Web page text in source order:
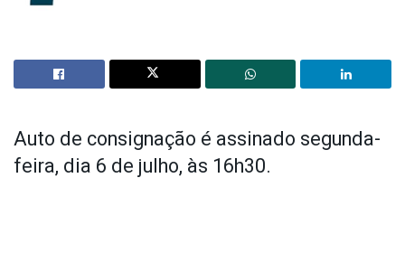
Auto de consignação é assinado segunda-
feira, dia 6 de julho, às 16h30.